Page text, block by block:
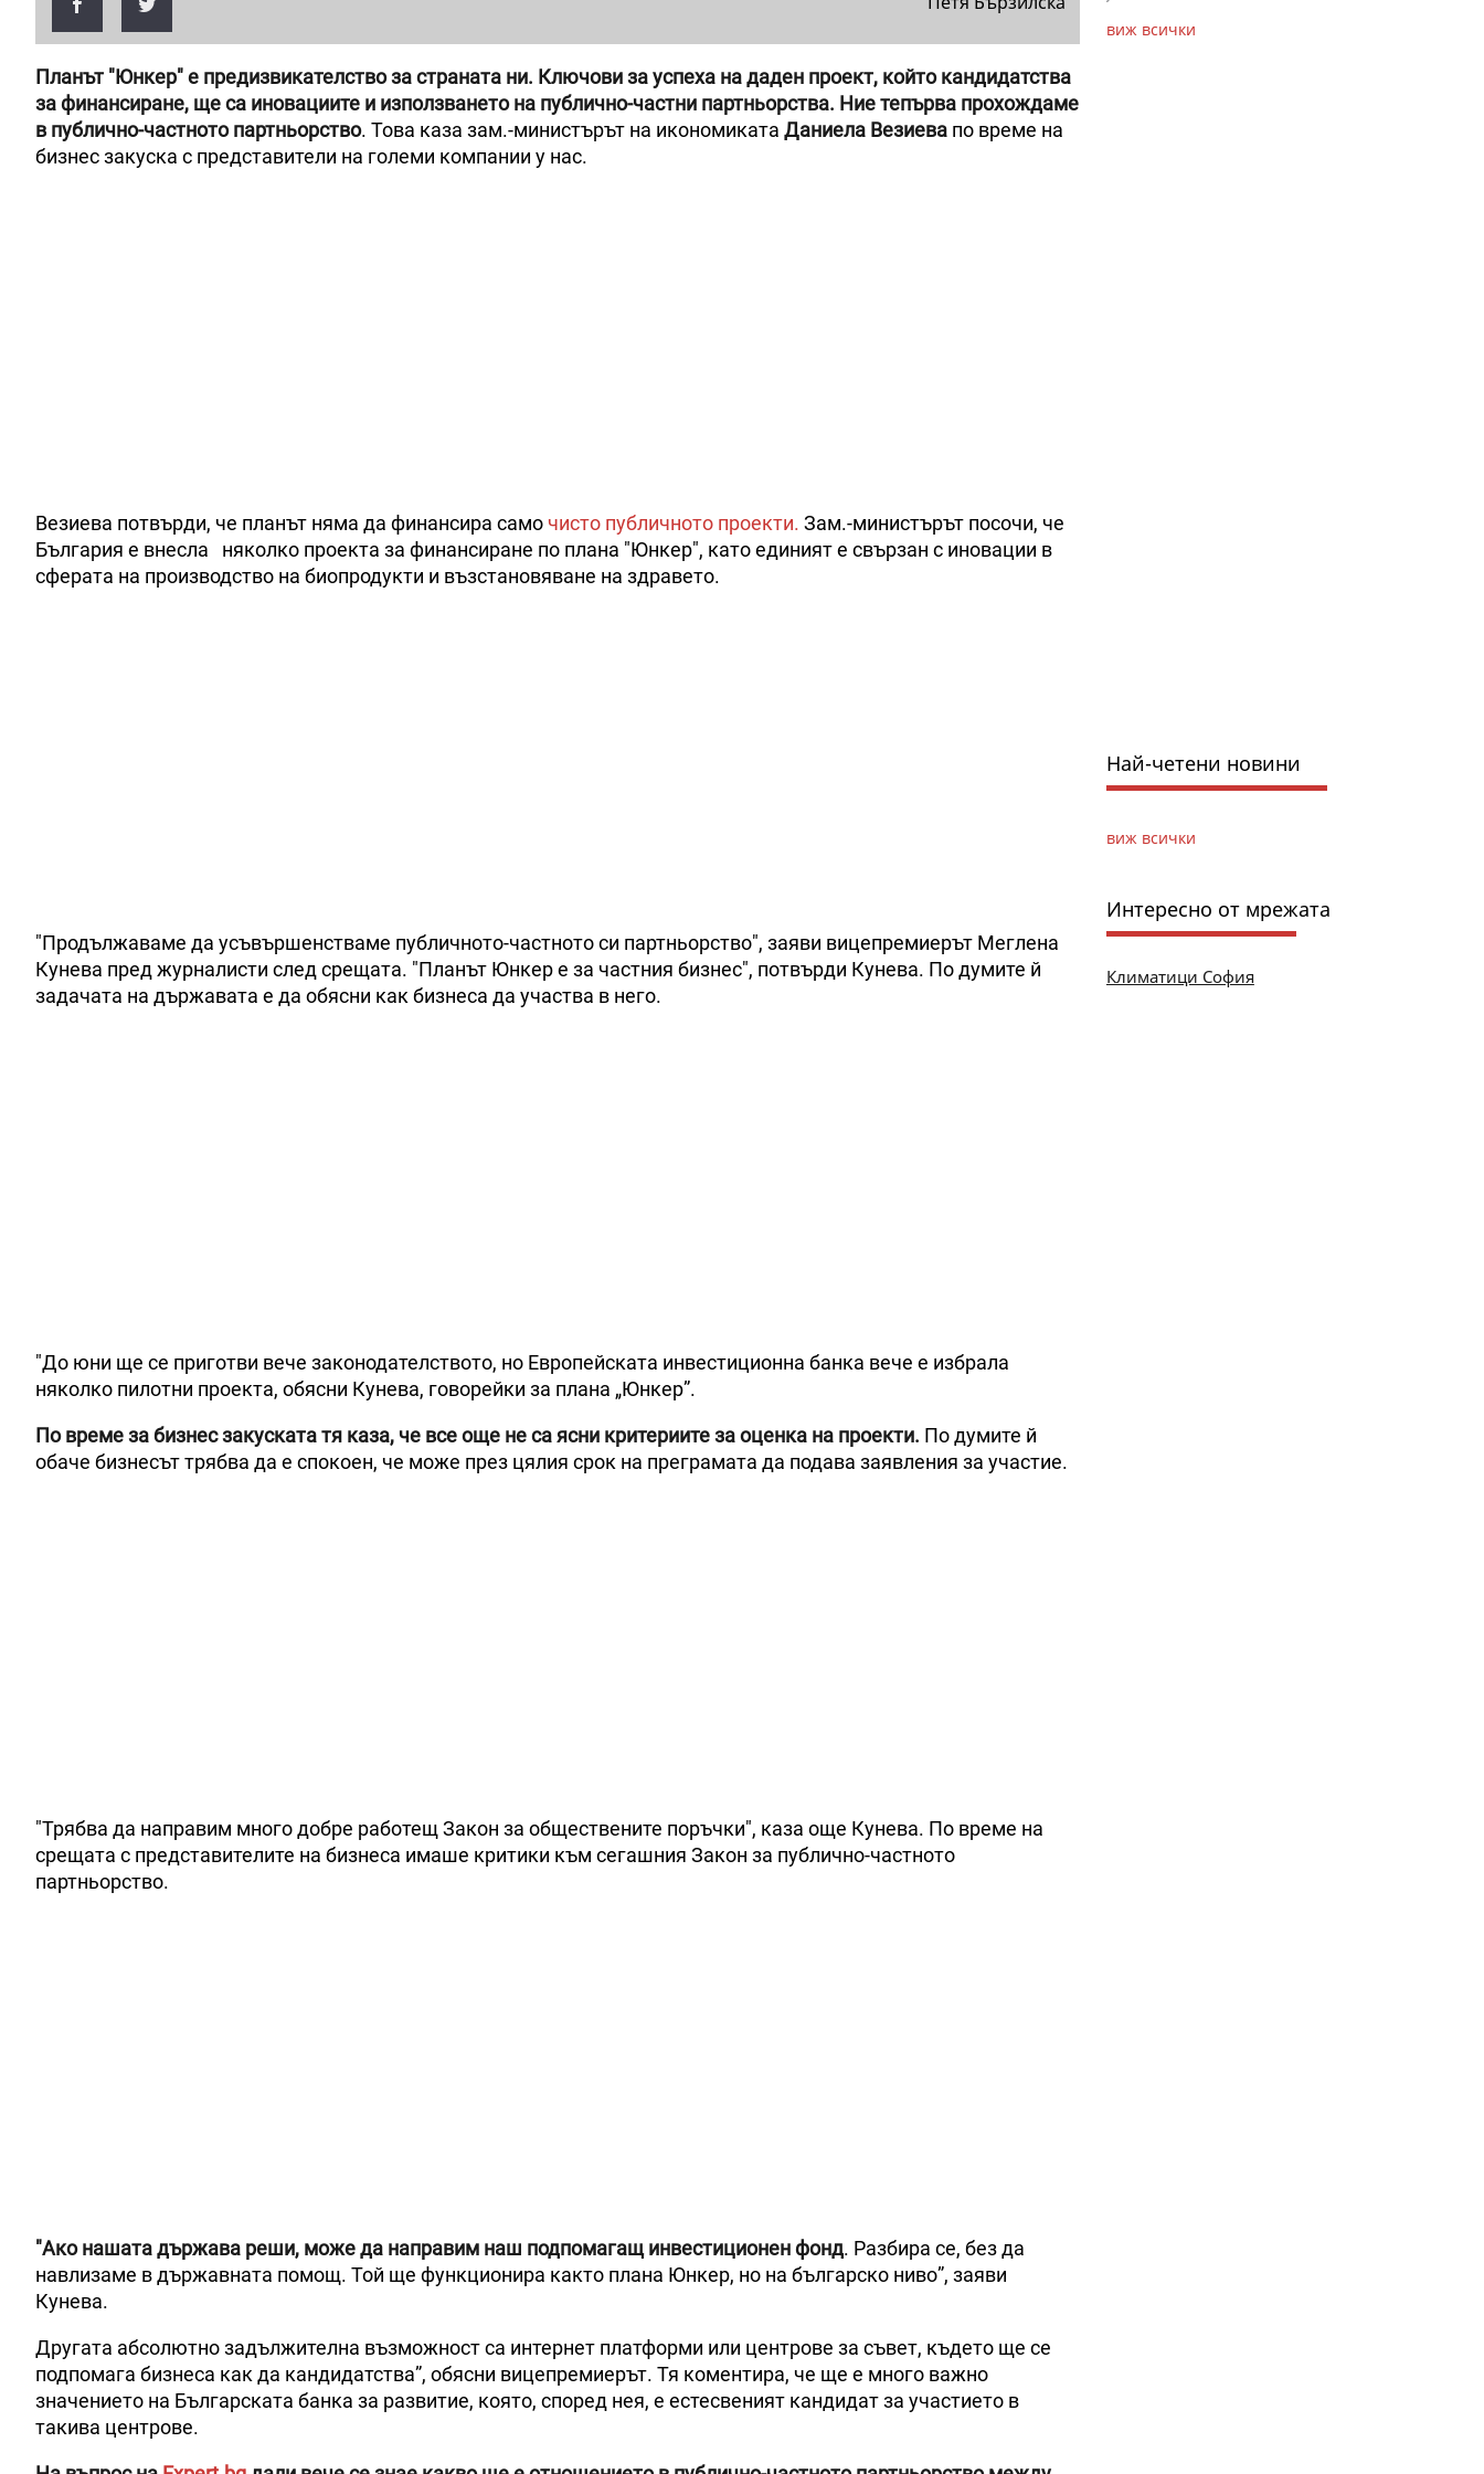
Планът "Юнкер" е предизвикателство за страната ни. Ключови за успеха на даден проект, който кандидатства
за финансиране, ще са иновациите и използването на публично-частни партньорства. Ние тепърва прохождаме
в публично-частното партньорство. Това каза зам.-министърът на икономиката Даниела Везиева по време на
бизнес закуска с представители на големи компании у нас.
Везиева потвърди, че планът няма да финансира само чисто публичното проекти. Зам.-министърът посочи, че
България е внесла няколко проекта за финансиране по плана "Юнкер", като единият е свързан с иновации в
сферата на производство на биопродукти и възстановяване на здравето.
"Продължаваме да усъвършенстваме публичното-частното си партньорство", заяви вицепремиерът Меглена
Кунева пред журналисти след срещата. "Планът Юнкер е за частния бизнес", потвърди Кунева. По думите й
задачата на държавата е да обясни как бизнеса да участва в него.
"До юни ще се приготви вече законодателството, но Европейската инвестиционна банка вече е избрала
няколко пилотни проекта, обясни Кунева, говорейки за плана „Юнкер”.
По време за бизнес закуската тя каза, че все още не са ясни критериите за оценка на проекти. По думите й
обаче бизнесът трябва да е спокоен, че може през цялия срок на преграмата да подава заявления за участие.
"Трябва да направим много добре работещ Закон за обществените поръчки", каза още Кунева. По време на
срещата с представителите на бизнеса имаше критики към сегашния Закон за публично-частното
партньорство.
"Ако нашата държава реши, може да направим наш подпомагащ инвестиционен фонд. Разбира се, без да
навлизаме в държавната помощ. Той ще функционира както плана Юнкер, но на българско ниво”, заяви
Кунева.
Другата абсолютно задължителна възможност са интернет платформи или центрове за съвет, където ще се
подпомага бизнеса как да кандидатства”, обясни вицепремиерът. Тя коментира, че ще е много важно
значението на Българската банка за развитие, която, според нея, е естесвеният кандидат за участието в
такива центрове.
виж всички
Най-четени новини
виж всички
Интересно от мрежата
Климатици София